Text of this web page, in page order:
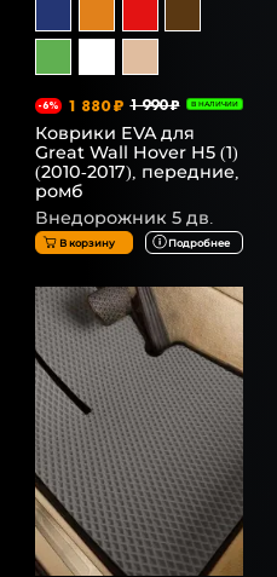
-6% 1 880 ₽ 1 990 ₽ В НАЛИЧИИ
Коврики EVA для
Great Wall Hover H5 (1)
(2010-2017), передние,
ромб
Внедорожник 5 дв.
В корзину Подробнее